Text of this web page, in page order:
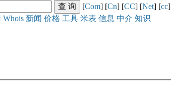
[Com] [Cn] [CC] [Net] [cc]
Whois 新闻 价格 工具 米表 信息 中介 知识